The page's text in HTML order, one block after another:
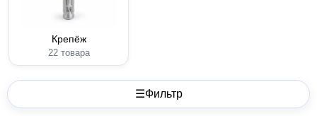
Крепёж
22 товара
☰Фильтр